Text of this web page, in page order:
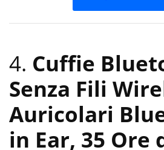
4. Cuffie
Senza Fili
Auricolari
in Ear, 35 Ore